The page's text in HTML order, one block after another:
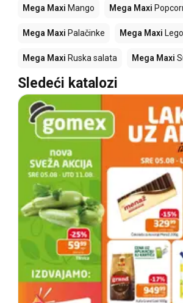
Mega Maxi Mango Mega Maxi
Mega Maxi Palačinke Mega Maxi Lego
Mega Maxi Ruska salata Mega Maxi
Sledeći katalozi